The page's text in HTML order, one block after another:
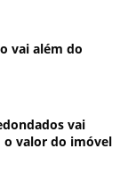
vai além do
vai
o valor do imóvel